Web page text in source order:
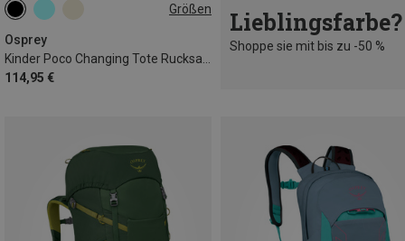
Größen
Osprey
Kinder Poco Changing Tote Rucksack
114,95 €
18L Lieblingsfarbe?
Shoppe sie mit bis zu -50 %